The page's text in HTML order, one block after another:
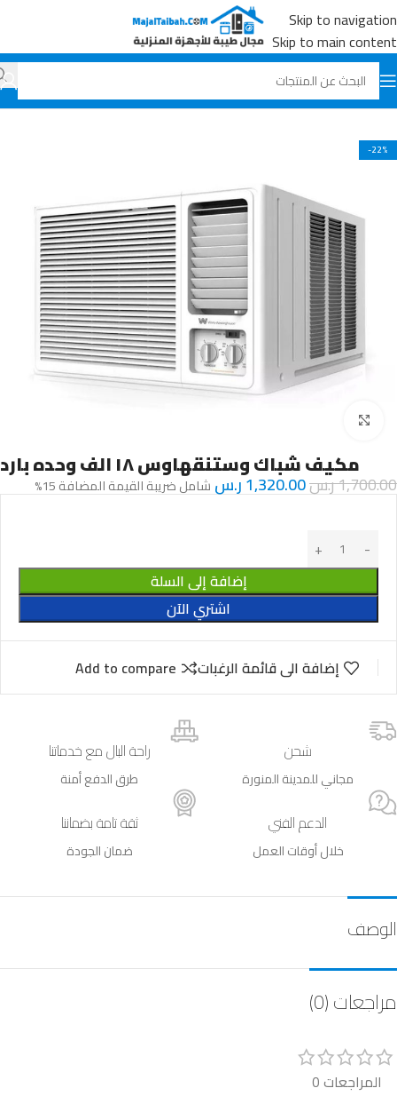
Skip to navigation
Skip to main content
المكيفات
-22%
مكيف شباك وستنقهاوس ١٨ الف وحده بارد
1,700.00ر.س1,320.00ر.س شامل ضريبة القيمة المضافة 15%
إضافة إلى السلة
اشتري الآن
إضافة الى قائمة الرغبات Add to compare
شحن
مجاني للمدينة المنورة
راحة البال مع خدماتنا
طرق الدفع أمنة
الدعم الفني
خلال أوقات العمل
ثقة تامة بضماننا
ضمان الجودة
الوصف
مراجعات (0)
المراجعات 0